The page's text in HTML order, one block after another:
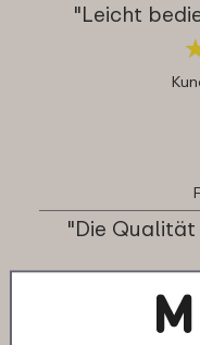
"Leicht
"Die